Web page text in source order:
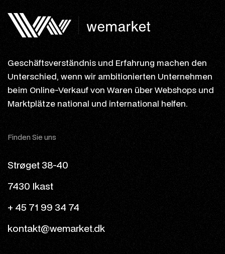
Geschäftsverständnis und Erfahrung machen den
Unterschied, wenn wir ambitionierten Unternehmen
beim Online-Verkauf von Waren über Webshops und
Marktplätze national und international helfen.
Finden Sie uns
Strøget 38-40
7430 Ikast
+ 45 71 99 34 74
kontakt@wemarket.dk